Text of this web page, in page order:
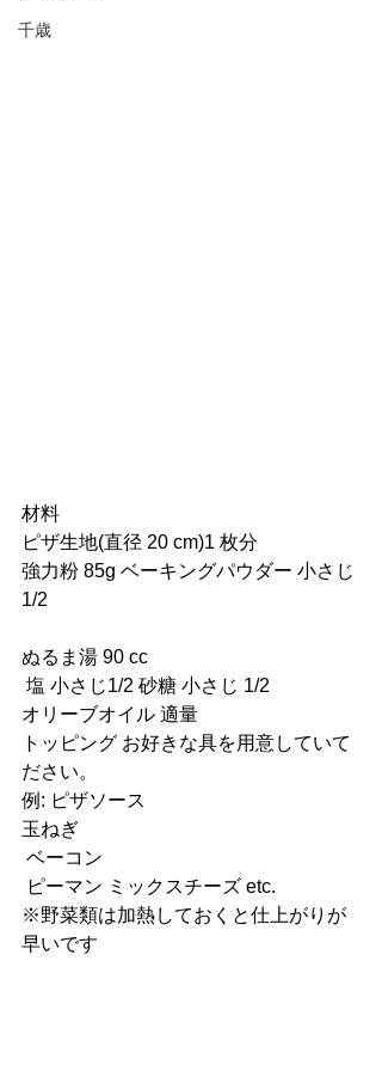
千歳
材料
ピザ生地(直径 20 cm)1 枚分
強力粉 85g ベーキングパウダー 小さじ
1/2
ぬるま湯 90 cc
塩 小さじ1/2 砂糖 小さじ 1/2
オリーブオイル 適量
トッピング お好きな具を用意していて
ださい。
例: ピザソース
玉ねぎ
ベーコン
ピーマン ミックスチーズ etc.
※野菜類は加熱しておくと仕上がりが
早いです